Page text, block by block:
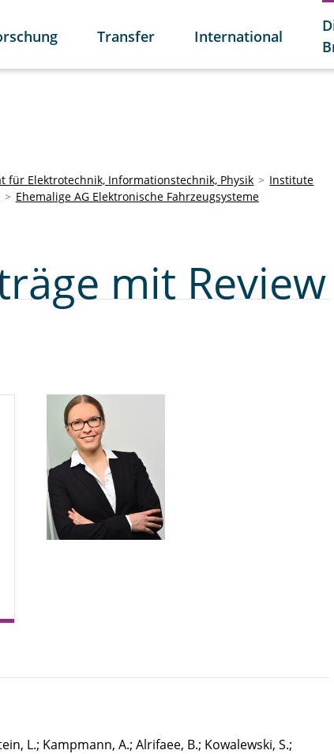
Transfer International
für Elektrotechnik, Informationstechnik, Physik
Institute
Ehemalige AG Elektronische Fahrzeugsysteme
mit Review
L.; Kampmann, A.; Alrifaee, B.; Kowalewski, S.;